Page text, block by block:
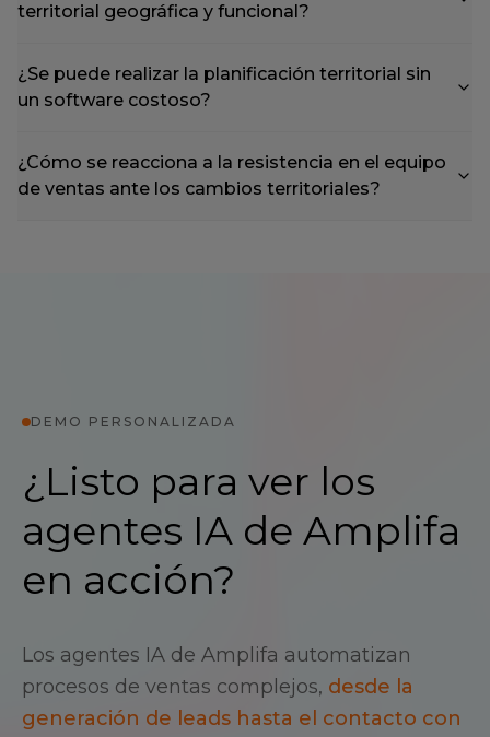
territorial geográfica y funcional?
¿Se puede realizar la planificación territorial sin
un software costoso?
¿Cómo se reacciona a la resistencia en el equipo
de ventas ante los cambios territoriales?
DEMO PERSONALIZADA
¿Listo para ver los
agentes IA de Amplifa
en acción?
Los agentes IA de Amplifa automatizan
procesos de ventas complejos, desde la
generación de leads hasta el contacto con